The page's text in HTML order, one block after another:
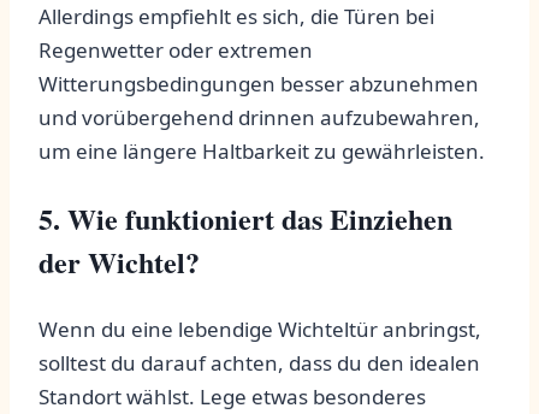
Allerdings empfiehlt es sich, die⁢ Türen bei
⁣Regenwetter oder extremen
Witterungsbedingungen besser abzunehmen
und vorübergehend drinnen aufzubewahren,
um eine längere Haltbarkeit zu gewährleisten.
5. Wie funktioniert⁤ das ⁢Einziehen
der Wichtel?
Wenn ‌du eine lebendige‌ Wichteltür ​anbringst,
solltest du darauf achten, ⁢dass du den idealen
Standort wählst. Lege etwas ⁣besonderes